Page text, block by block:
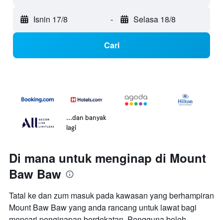
Isnin 17/8 - Selasa 18/8
Cari
...dan banyak
lagi
Di mana untuk menginap di Mount
Baw Baw
Tatal ke dan zum masuk pada kawasan yang berhampiran
Mount Baw Baw yang anda rancang untuk lawat bagi